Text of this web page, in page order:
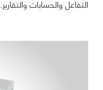
التفاعل والحسابات والتقارير.